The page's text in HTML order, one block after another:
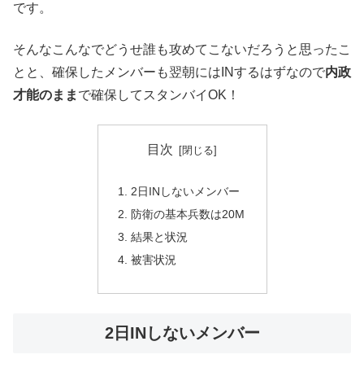
です。
そんなこんなでどうせ誰も攻めてこないだろうと思ったこ
とと、確保したメンバーも翌朝にはINするはずなので内政
才能のまま で確保してスタンバイOK！
目次
2日INしないメンバー
防衛の基本兵数は20M
結果と状況
被害状況
2日INしないメンバー